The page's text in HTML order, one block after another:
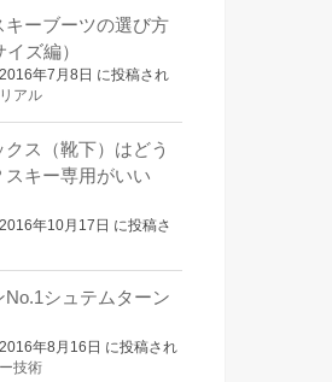
キーブーツの選び方
ズ編）
2016年7月8日 に投稿され
アル
ス（靴下）はどう
キー専用がいい
2016年10月17日 に投稿さ
No.1シュテムターン
2016年8月16日 に投稿され
技術